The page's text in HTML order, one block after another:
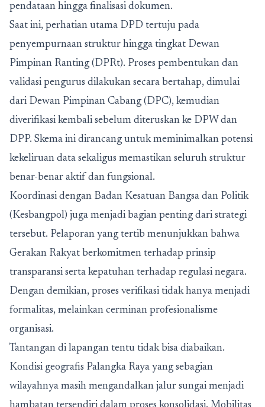
pendataan hingga finalisasi dokumen.
Saat ini, perhatian utama DPD tertuju pada
penyempurnaan struktur hingga tingkat Dewan
Pimpinan Ranting (DPRt). Proses pembentukan dan
validasi pengurus dilakukan secara bertahap, dimulai
dari Dewan Pimpinan Cabang (DPC), kemudian
diverifikasi kembali sebelum diteruskan ke DPW dan
DPP. Skema ini dirancang untuk meminimalkan potensi
kekeliruan data sekaligus memastikan seluruh struktur
benar-benar aktif dan fungsional.
Koordinasi dengan Badan Kesatuan Bangsa dan Politik
(Kesbangpol) juga menjadi bagian penting dari strategi
tersebut. Pelaporan yang tertib menunjukkan bahwa
Gerakan Rakyat berkomitmen terhadap prinsip
transparansi serta kepatuhan terhadap regulasi negara.
Dengan demikian, proses verifikasi tidak hanya menjadi
formalitas, melainkan cerminan profesionalisme
organisasi.
Tantangan di lapangan tentu tidak bisa diabaikan.
Kondisi geografis Palangka Raya yang sebagian
wilayahnya masih mengandalkan jalur sungai menjadi